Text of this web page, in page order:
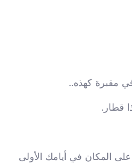
مقبرة كهذه..
قطار.
المكان في أيامك الأولى